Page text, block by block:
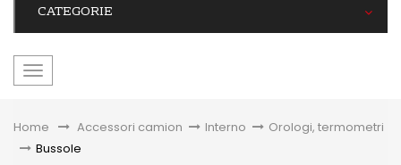
CATEGORIE
navigazione
Home &gt;Accessori camion > Interno >
Orologi, termometri
> Bussole